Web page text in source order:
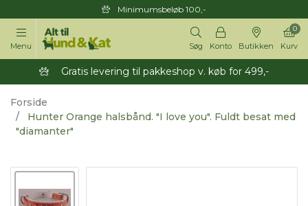
Minimumsbeløb 100,-
Menu Søg Konto Butikken Kurv
0
Gratis levering til pakkeshop v. køb for 499,-
Forside
Hunter Orange halsbånd. "I love you". Fuldt besat med
"diamanter"